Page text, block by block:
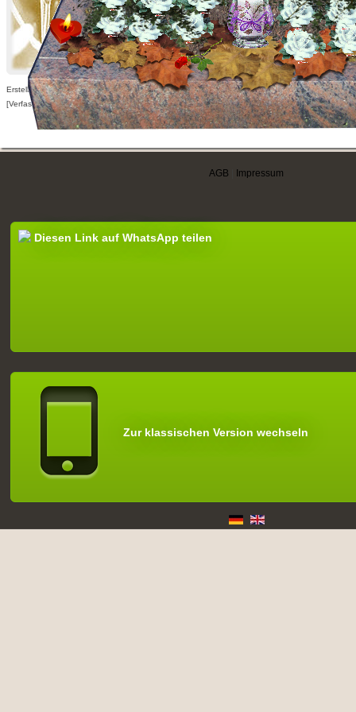
Erstellt am 29.11.2014,
[Verfasser nur für angemeldete Benutzer sichtbar]
AGB Impressum
Diesen Link auf WhatsApp teilen
Zur klassischen Version wechseln